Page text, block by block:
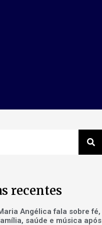
recentes
Angélica fala sobre fé,
saúde e música após